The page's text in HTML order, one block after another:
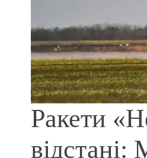
Ракети
відстані: